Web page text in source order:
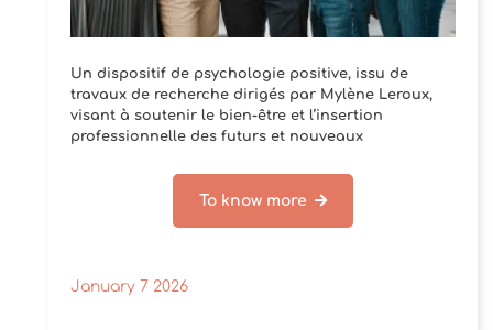
Un dispositif de psychologie positive, issu de
travaux de recherche dirigés par Mylène Leroux,
visant à soutenir le bien-être et l’insertion
professionnelle des futurs et nouveaux
To know more
January 7 2026